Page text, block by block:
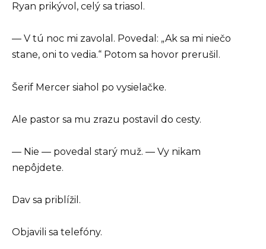
Ryan prikývol, celý sa triasol.
— V tú noc mi zavolal. Povedal: „Ak sa mi niečo
stane, oni to vedia.“ Potom sa hovor prerušil.
Šerif Mercer siahol po vysielačke.
Ale pastor sa mu zrazu postavil do cesty.
— Nie — povedal starý muž. — Vy nikam
nepôjdete.
Dav sa priblížil.
Objavili sa telefóny.